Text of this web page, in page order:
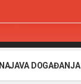
NAJAVA DOGAĐANJA